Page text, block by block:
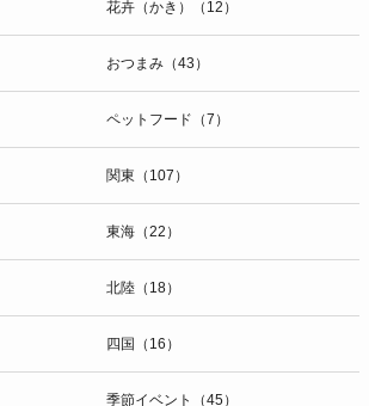
花卉（かき）（12）
おつまみ（43）
ペットフード（7）
関東（107）
東海（22）
北陸（18）
四国（16）
季節イベント（45）